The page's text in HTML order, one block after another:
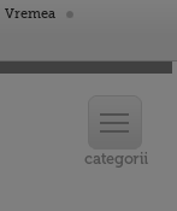
Vremea